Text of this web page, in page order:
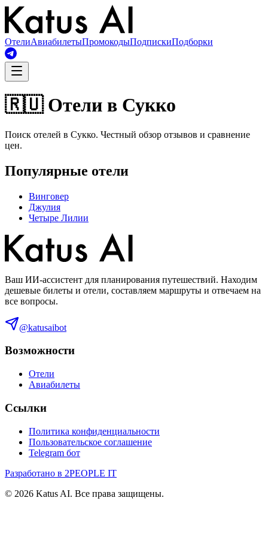
ОтелиАвиабилетыПромокодыПодпискиПодборки
🇷🇺 Отели в Сукко
Поиск отелей в Сукко. Честный обзор отзывов и сравнение
цен.
Популярные отели
Винговер
Джулия
Четыре Лилии
Ваш ИИ-ассистент для планирования путешествий. Находим
дешевые билеты и отели, составляем маршруты и отвечаем на
все вопросы.
@katusaibot
Возможности
Отели
Авиабилеты
Ссылки
Политика конфиденциальности
Пользовательское соглашение
Telegram бот
Разработано в 2PEOPLE IT
© 2026 Katus AI. Все права защищены.